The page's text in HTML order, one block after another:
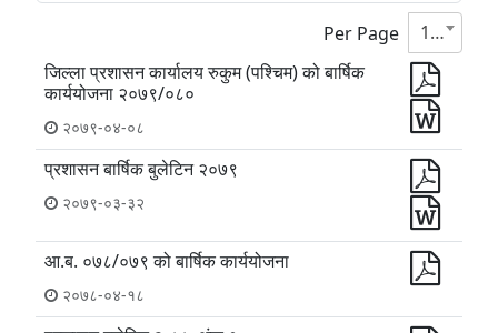
Per Page
10
जिल्ला प्रशासन कार्यालय रुकुम (पश्चिम) को बार्षिक
कार्ययोजना २०७९/०८०
२०७९-०४-०८
प्रशासन बार्षिक बुलेटिन २०७९
२०७९-०३-३२
आ.ब. ०७८/०७९ को बार्षिक कार्ययोजना
२०७८-०४-१८